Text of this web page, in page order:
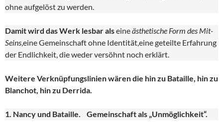
ohne aufgelöst zu werden.
Damit wird das Werk lesbar alseineästhetische Form des Mit-
Seins,eine Gemeinschaft ohne Identität,eine geteilte Erfahrung
der Endlichkeit, die weder versöhnt noch erklärt.
Weitere Verknüpfungslinien wären die hin zu Bataille, hin zu
Blanchot, hin zu Derrida.
1. Nancy und Bataille. Gemeinschaft als „Unmöglichkeit“.